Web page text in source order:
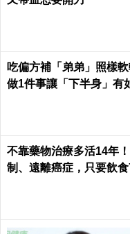
吃偏方補「弟弟」照樣
做1件事讓「下半身」有
不靠藥物治療多活14年
制、遠離癌症，只要飲食